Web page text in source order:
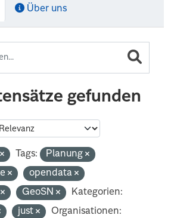
Über uns
gefunden
Tags:
Planung
opendata
GeoSN
Kategorien:
just
Organisationen: